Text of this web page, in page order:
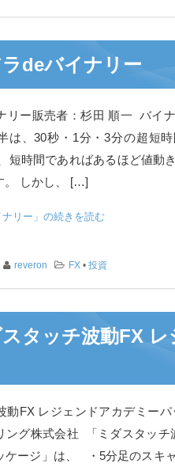
deバイナリー
リー販売者：杉田 順一 バイ
は、30秒・1分・3分の超短
短時間であればあるほど値動
。 しかし、 […]
ナリー」の続きを読む
reveron FX • 投資
スタッチ波動FX
動FX レジェンドアカデミーパ
ング株式会社 「ミダスタッチ
ケージ」は、 ・5分足のスキ